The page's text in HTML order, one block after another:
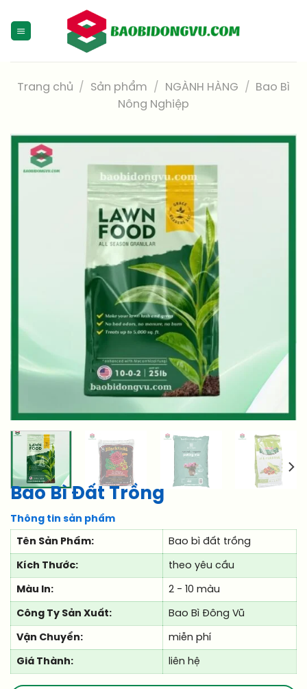
to
content
Trang chủ / Sản phẩm / NGÀNH HÀNG /
Bao Bì
Nông Nghiệp
Bao Bì Đất Trồng
Thông tin sản phẩm
Tên Sản Phẩm: Bao bì đất trồng
Kích Thước: theo yêu cầu
Màu In: 2 - 10 màu
Công Ty Sản Xuất: Bao Bì Đông Vũ
Vận Chuyển: miễn phí
Giá Thành: liên hệ